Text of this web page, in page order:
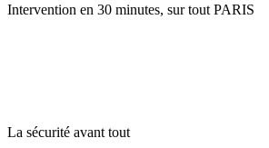
Intervention en 30 minutes, sur tout PARIS
La sécurité avant tout